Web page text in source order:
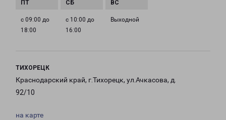
с 09:00 до
18:00
с 10:00 до
16:00
Выходной
ТИХОРЕЦК
Краснодарский край, г.Тихорецк, ул.Ачкасова, д.
92/10
на карте